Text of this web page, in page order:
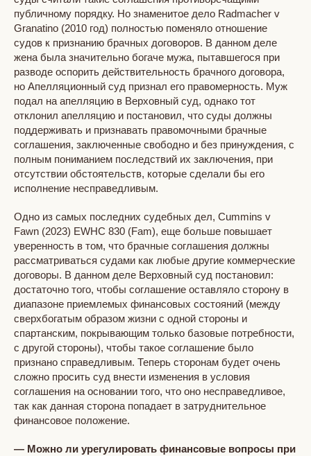
публичному порядку. Но знаменитое дело Radmacher v
Granatino (2010 год) полностью поменяло отношение
судов к признанию брачных договоров. В данном деле
жена была значительно богаче мужа, пытавшегося при
разводе оспорить действительность брачного договора,
но Апелляционный суд признал его правомерность. Муж
подал на апелляцию в Верховный суд, однако тот
отклонил апелляцию и постановил, что суды должны
поддерживать и признавать правомочными брачные
соглашения, заключенные свободно и без принуждения, с
полным пониманием последствий их заключения, при
отсутствии обстоятельств, которые сделали бы его
исполнение несправедливым.
Одно из самых последних судебных дел, Cummins v
Fawn (2023) EWHC 830 (Fam), еще больше повышает
уверенность в том, что брачные соглашения должны
рассматриваться судами как любые другие коммерческие
договоры. В данном деле Верховный суд постановил:
достаточно того, чтобы соглашение оставляло сторону в
диапазоне приемлемых финансовых состояний (между
сверхбогатым образом жизни с одной стороны и
спартанским, покрывающим только базовые потребности,
с другой стороны), чтобы такое соглашение было
признано справедливым. Теперь сторонам будет очень
сложно просить суд внести изменения в условия
соглашения на основании того, что оно несправедливое,
так как данная сторона попадает в затруднительное
финансовое положение.
— Можно ли урегулировать финансовые вопросы при